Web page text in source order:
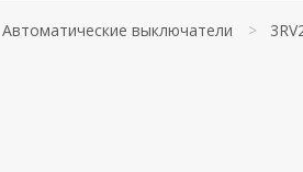
Автоматические выключатели >